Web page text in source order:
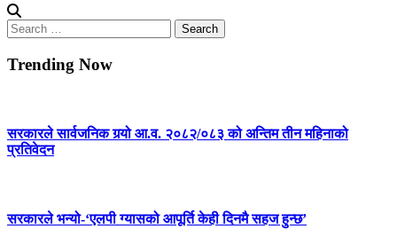
Search
for:
Trending Now
सरकारले सार्वजनिक गर्‍यो आ.व. २०८२/०८३ को अन्तिम तीन महिनाको
प्रतिवेदन
सरकारले भन्यो-‘एलपी ग्यासको आपूर्ति केही दिनमै सहज हुन्छ’